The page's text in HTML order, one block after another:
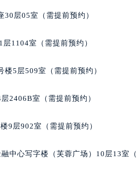
服务中心（需提前预约）
后服务中心（需提前预约）
后服务中心（需提前预约）
服务中心（需提前预约）
得利名表维修授权店1楼积家售后服
熙国际中心D座11层1102室积家售
层05室（需提前预约）
1104室（需提前预约）
5层509室（需提前预约）
2406B室（需提前预约）
9层902室（需提前预约）
中心写字楼（芙蓉广场）10层13室（